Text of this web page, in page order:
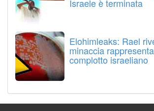
Israele è terminata
Elohimleaks: Rael
minaccia
complotto israeliano